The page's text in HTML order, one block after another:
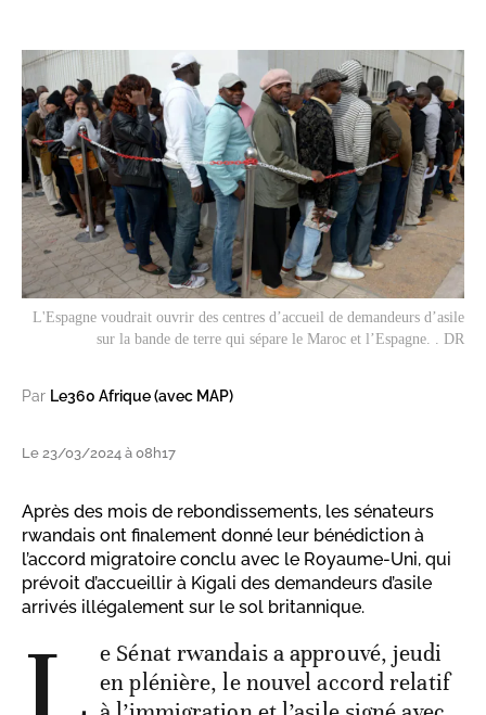
L'Espagne voudrait ouvrir des centres d’accueil de demandeurs d’asile
sur la bande de terre qui sépare le Maroc et l’Espagne. . DR
Par Le360 Afrique (avec MAP)
Le 23/03/2024 à 08h17
Après des mois de rebondissements, les sénateurs
rwandais ont finalement donné leur bénédiction à
l’accord migratoire conclu avec le Royaume-Uni, qui
prévoit d’accueillir à Kigali des demandeurs d’asile
arrivés illégalement sur le sol britannique.
e Sénat rwandais a approuvé, jeudi
en plénière, le nouvel accord relatif